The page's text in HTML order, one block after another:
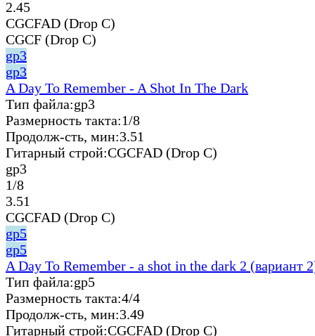
2.45
CGCFAD (Drop C)
CGCF (Drop C)
gp3
gp3
A Day To Remember - A Shot In The Dark
Тип файла:gp3
Размерность такта:1/8
Продолж-сть, мин:3.51
Гитарный строй:CGCFAD (Drop C)
gp3
1/8
3.51
CGCFAD (Drop C)
gp5
gp5
A Day To Remember - a shot in the dark 2 (вариант
Тип файла:gp5
Размерность такта:4/4
Продолж-сть, мин:3.49
Гитарный строй:CGCFAD (Drop C)